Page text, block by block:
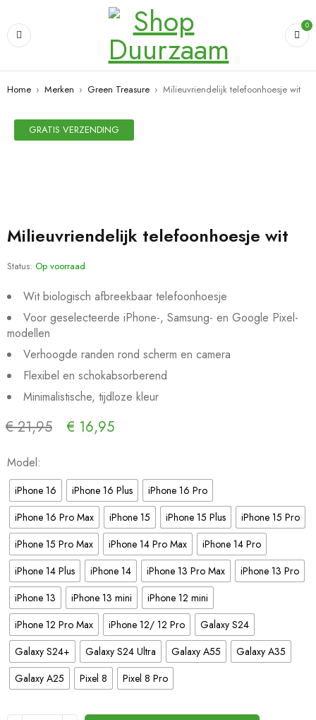
0
Home › Merken › Green Treasure › Milieuvriendelijk telefoonhoesje wit
GRATIS VERZENDING
SALE
Milieuvriendelijk telefoonhoesje wit
Status: Op voorraad
Wit biologisch afbreekbaar telefoonhoesje
Voor geselecteerde iPhone-, Samsung- en Google Pixel-
modellen
Verhoogde randen rond scherm en camera
Flexibel en schokabsorberend
Minimalistische, tijdloze kleur
€21,95 € 16,95
Model
iPhone 16 iPhone 16 Plus
iPhone 16 Pro
iPhone 16 Pro Max
iPhone 15 iPhone 15 Plus
iPhone 15 Pro
iPhone 15 Pro Max
iPhone 14 Pro Max
iPhone 14 Pro
iPhone 14 Plus
iPhone 14 iPhone 13 Pro Max
iPhone 13 Pro
iPhone 13
iPhone 13 mini
iPhone 12 mini
iPhone 12 Pro Max
iPhone 12/ 12 Pro
Galaxy S24
Galaxy S24+
Galaxy S24 Ultra Galaxy A55
Galaxy A35
Galaxy A25
Pixel 8 Pixel 8 Pro